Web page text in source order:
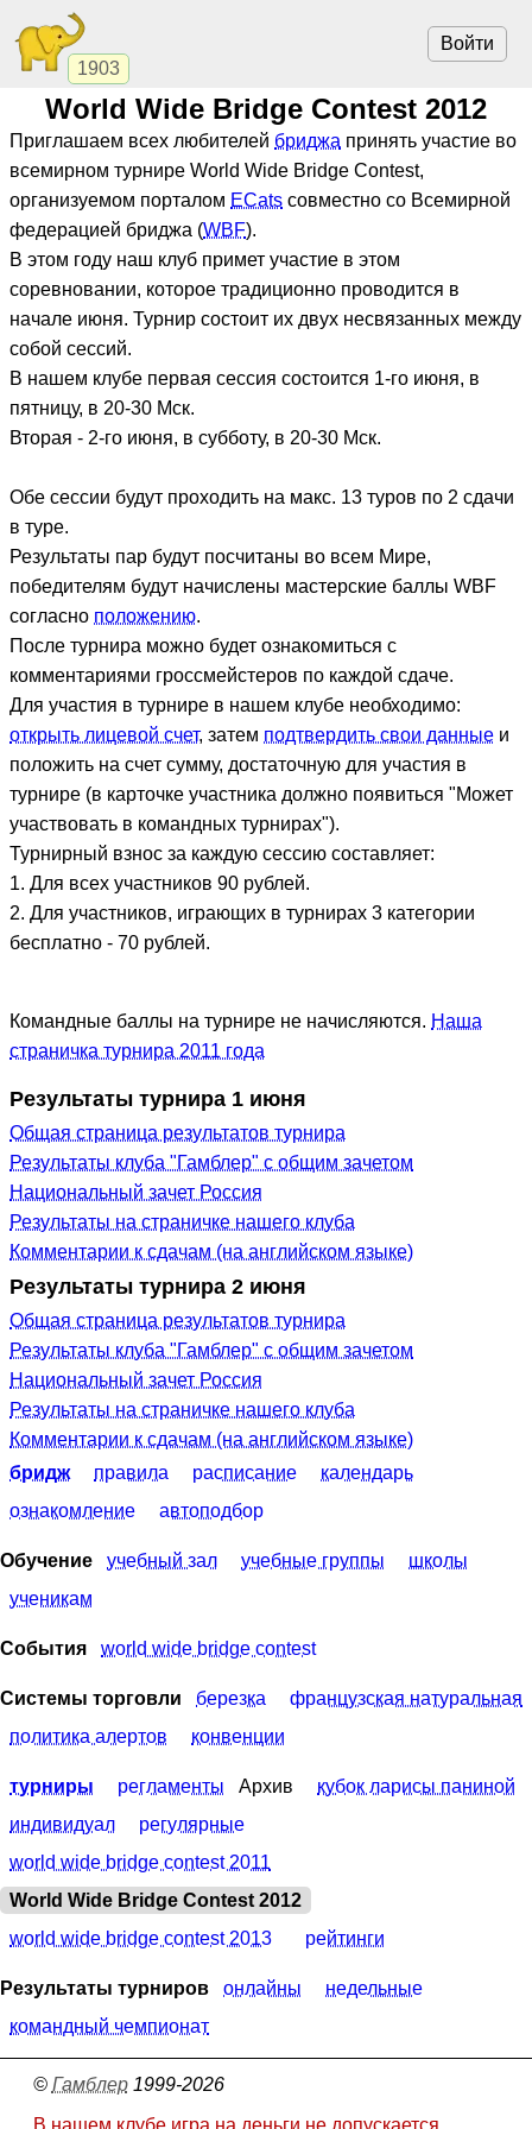
1903
Войти
World Wide Bridge Contest 2012
Приглашаем всех любителей бриджа принять участие во
всемирном турнире World Wide Bridge Contest,
организуемом порталом ECats совместно со Всемирной
федерацией бриджа (WBF).
В этом году наш клуб примет участие в этом
соревновании, которое традиционно проводится в
начале июня. Турнир состоит их двух несвязанных между
собой сессий.
В нашем клубе первая сессия состоится 1-го июня, в
пятницу, в 20-30 Мск.
Вторая - 2-го июня, в субботу, в 20-30 Мск.
Обе сессии будут проходить на макс. 13 туров по 2 сдачи
в туре.
Результаты пар будут посчитаны во всем Мире,
победителям будут начислены мастерские баллы WBF
согласно положению.
После турнира можно будет ознакомиться с
комментариями гроссмейстеров по каждой сдаче.
Для участия в турнире в нашем клубе необходимо:
открыть лицевой счет, затем подтвердить свои данные и
положить на счет сумму, достаточную для участия в
турнире (в карточке участника должно появиться "Может
участвовать в командных турнирах").
Турнирный взнос за каждую сессию составляет:
1. Для всех участников 90 рублей.
2. Для участников, играющих в турнирах 3 категории
бесплатно - 70 рублей.
Командные баллы на турнире не начисляются. Наша
страничка турнира 2011 года
Результаты турнира 1 июня
Общая страница результатов турнира
Результаты клуба "Гамблер" с общим зачетом
Национальный зачет Россия
Результаты на страничке нашего клуба
Комментарии к сдачам (на английском языке)
Результаты турнира 2 июня
Общая страница результатов турнира
Результаты клуба "Гамблер" с общим зачетом
Национальный зачет Россия
Результаты на страничке нашего клуба
Комментарии к сдачам (на английском языке)
бридж
правила расписание
календарь
ознакомление
автоподбор
Обучение учебный зал учебные группы
школы
ученикам
События world wide bridge contest
Системы торговли березка
французская натуральная
политика алертов
конвенции
турниры регламенты Архив
кубок ларисы паниной
индивидуал
регулярные
world wide bridge contest 2011
World Wide Bridge Contest 2012
world wide bridge contest 2013
рейтинги
Результаты турниров онлайны
недельные
командный чемпионат
© Гамблер1999-2026
В нашем клубе игра на деньги не допускается